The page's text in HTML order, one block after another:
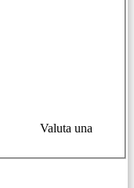
Valuta una